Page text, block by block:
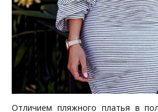
Отличием пляжного платья в